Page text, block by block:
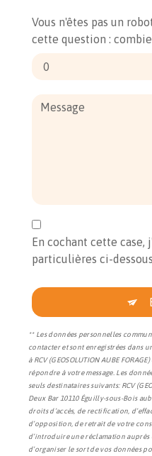
Vous n'êtes pas un
cette question :
En cochant cette
particulières ci-
** Les données personnelles
contacter et sont enregistrées dans
à RCV (GEOSOLUTION AUBE
répondre à votre message. Les
seuls destinataires suivants: RCV
Deux Bar 10110 Éguilly-sous-Bois
droits d’accès, de rectification,
d’opposition, de retrait de votre
d’introduire une réclamation
d’organiser le sort de vos données